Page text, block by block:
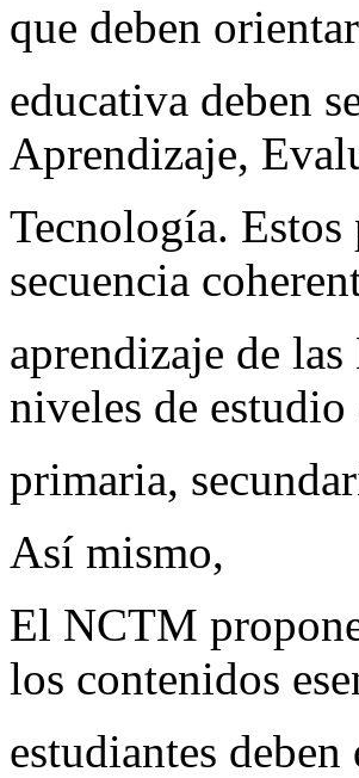
que deben
educativa deben
Aprendizaje,
Tecnología.
secuencia
aprendizaje de
niveles de
primaria,
Así mismo,
El NCTM
los contenidos
estudiantes